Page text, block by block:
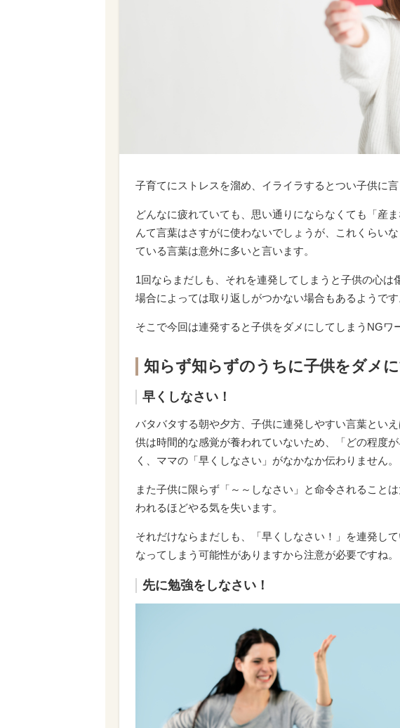
子育てにストレスを溜め、イライラするとつい子供に
どんなに疲れていても、思い通りにならなくても「産
んて言葉はさすがに使わないでしょうが、これくらい
ている言葉は意外に多いと言います。
1回ならまだしも、それを連発してしまうと子供の心は
場合によっては取り返しがつかない場合もあるようです
そこで今回は連発すると子供をダメにしてしまうNGワ
知らず知らずのうちに子供をダメ
早くしなさい！
バタバタする朝や夕方、子供に連発しやすい言葉とい
供は時間的な感覚が養われていないため、「どの程度
く、ママの「早くしなさい」がなかなか伝わりません。
また子供に限らず「～～しなさい」と命令されること
われるほどやる気を失います。
それだけならまだしも、「早くしなさい！」を連発し
なってしまう可能性がありますから注意が必要ですね。
先に勉強をしなさい！